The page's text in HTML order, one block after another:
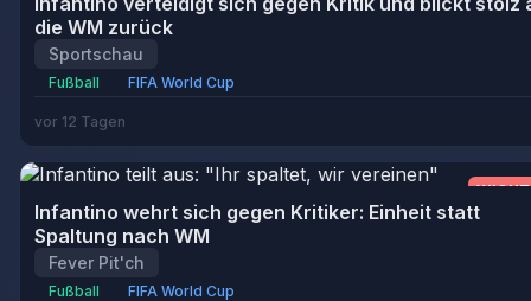
die WM zurück
Sportschau
Fußball FIFA World Cup
vor 12 Tagen
Infantino wehrt sich gegen Kritiker: Einheit statt
Spaltung nach WM
Fever Pit'ch
Fußball FIFA World Cup